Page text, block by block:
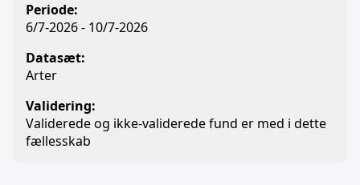
Periode:
6/7-2026 - 10/7-2026
Datasæt:
Arter
Validering:
Validerede og ikke-validerede fund er med i dette
fællesskab